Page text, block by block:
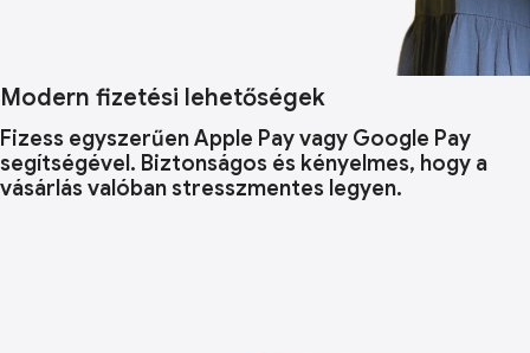
Modern fizetési lehetőségek
Fizess egyszerűen Apple Pay vagy Google Pay
segítségével. Biztonságos és kényelmes, hogy a
vásárlás valóban stresszmentes legyen.